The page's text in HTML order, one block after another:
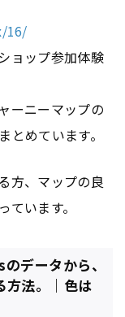
16/
ョップ参加体験
ーニーマップの
とめています。
方、マップの良
います。
データから、
方法。｜色は